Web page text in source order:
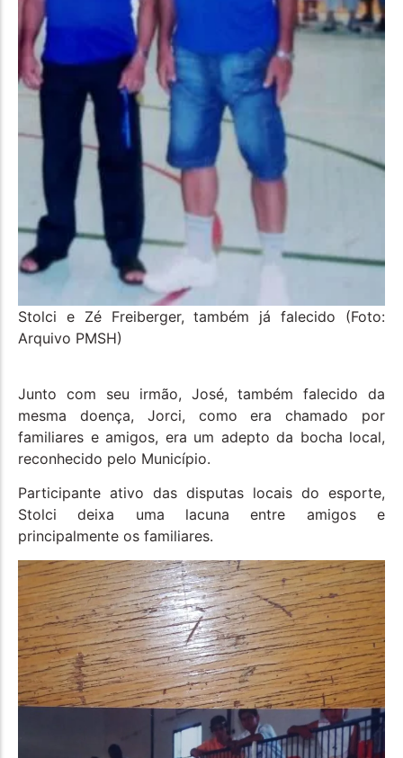
Stolci e Zé Freiberger, também já falecido (Foto:
Arquivo PMSH)
Junto com seu irmão, José, também falecido da
mesma doença, Jorci, como era chamado por
familiares e amigos, era um adepto da bocha local,
reconhecido pelo Município.
Participante ativo das disputas locais do esporte,
Stolci deixa uma lacuna entre amigos e
principalmente os familiares.